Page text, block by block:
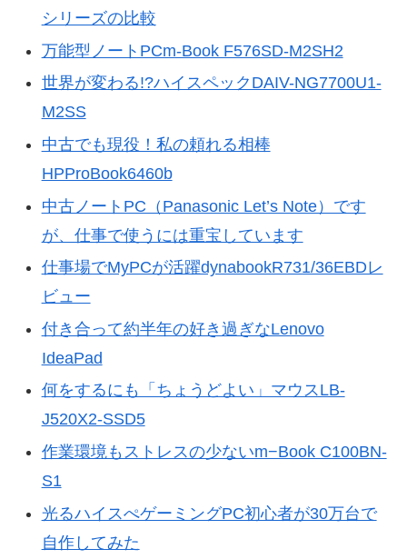
シリーズの比較
万能型ノートPCm-Book F576SD-M2SH2
世界が変わる!?ハイスペックDAIV-NG7700U1-
M2SS
中古でも現役！私の頼れる相棒
HPProBook6460b
中古ノートPC（Panasonic Let’s Note）です
が、仕事で使うには重宝しています
仕事場でMyPCが活躍dynabookR731/36EBDレ
ビュー
付き合って約半年の好き過ぎなLenovo
IdeaPad
何をするにも「ちょうどよい」マウスLB-
J520X2-SSD5
作業環境もストレスの少ないm−Book C100BN-
S1
光るハイスぺゲーミングPC初心者が30万台で
自作してみた